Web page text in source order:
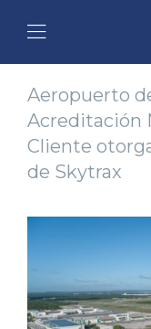
Aeropuerto
Acreditación
Cliente
de Skytrax